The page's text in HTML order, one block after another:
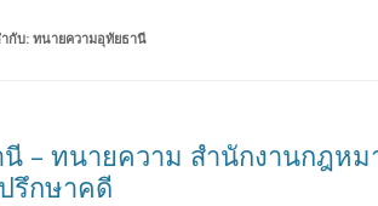
กับ: ทนายความอุทัยธานี
– ทนายความ สำนักงานกฎห
รึกษาคดี